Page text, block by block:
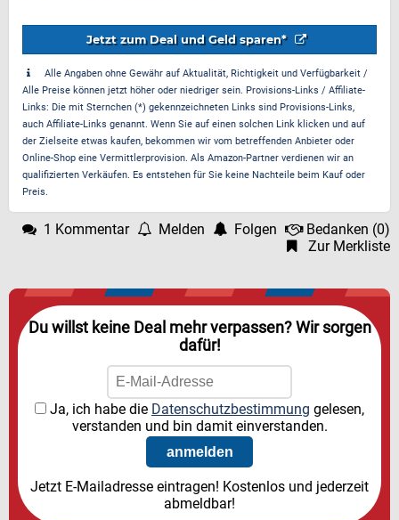
Jetzt zum Deal und Geld sparen*
Alle Angaben ohne Gewähr auf Aktualität, Richtigkeit und Verfügbarkeit /
Alle Preise können jetzt höher oder niedriger sein. Provisions-Links / Affiliate-
Links: Die mit Sternchen (*) gekennzeichneten Links sind Provisions-Links,
auch Affiliate-Links genannt. Wenn Sie auf einen solchen Link klicken und auf
der Zielseite etwas kaufen, bekommen wir vom betreffenden Anbieter oder
Online-Shop eine Vermittlerprovision. Als Amazon-Partner verdienen wir an
qualifizierten Verkäufen. Es entstehen für Sie keine Nachteile beim Kauf oder
Preis.
1 Kommentar Melden Folgen Bedanken (0)
Zur Merkliste
Du willst keine Deal mehr verpassen? Wir sorgen
dafür!
Ja, ich habe die Datenschutzbestimmung gelesen,
verstanden und bin damit einverstanden.
Jetzt E-Mailadresse eintragen! Kostenlos und jederzeit
abmeldbar!